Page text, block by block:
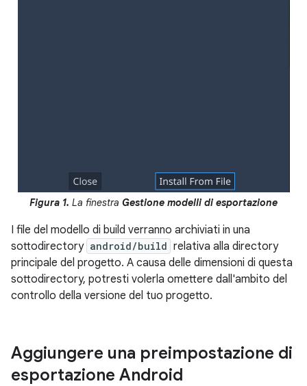
Figura 1. La finestra Gestione modelli di esportazione
I file del modello di build verranno archiviati in una
sottodirectory android/build relativa alla directory
principale del progetto. A causa delle dimensioni di questa
sottodirectory, potresti volerla omettere dall'ambito del
controllo della versione del tuo progetto.
Aggiungere una preimpostazione di
esportazione Android